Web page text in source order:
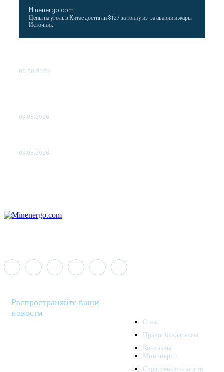
Minenergo.com
Цены на уголь в Китае достигли $127 за тонну из-за аварии и жары
Источник
05.08.2026
03.08.2026
03.08.2026
Распространяйте ваши
новости
О нас
Правообладателям
Контакты
Минэнерго
Отраслевые новости